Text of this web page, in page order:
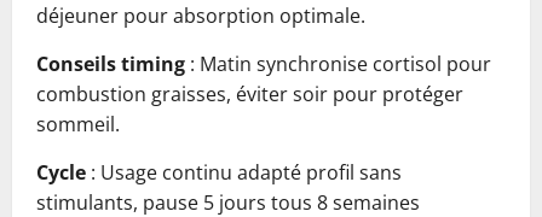
déjeuner pour absorption optimale.
Conseils timing : Matin synchronise cortisol pour
combustion graisses, éviter soir pour protéger
sommeil.
Cycle : Usage continu adapté profil sans
stimulants, pause 5 jours tous 8 semaines